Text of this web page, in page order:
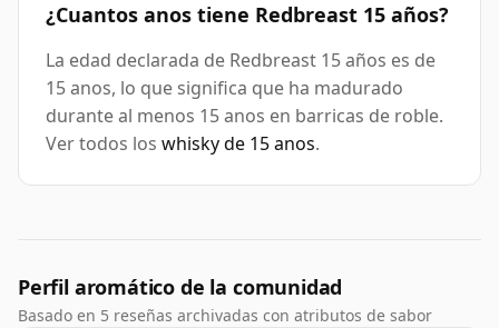
¿Cuantos anos tiene Redbreast 15 años?
La edad declarada de Redbreast 15 años es de
15 anos, lo que significa que ha madurado
durante al menos 15 anos en barricas de roble.
Ver todos los whisky de 15 anos.
Perfil aromático de la comunidad
Basado en 5 reseñas archivadas con atributos de sabor